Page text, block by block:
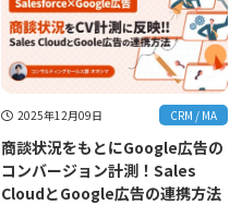
2025年12月09日 CRM / MA
商談状況をもとにGoogle広告の
コンバージョン計測！Sales
CloudとGoogle広告の連携方法